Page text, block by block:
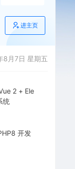
进主页
8月7日 星期五
2 + Ele
统
开发